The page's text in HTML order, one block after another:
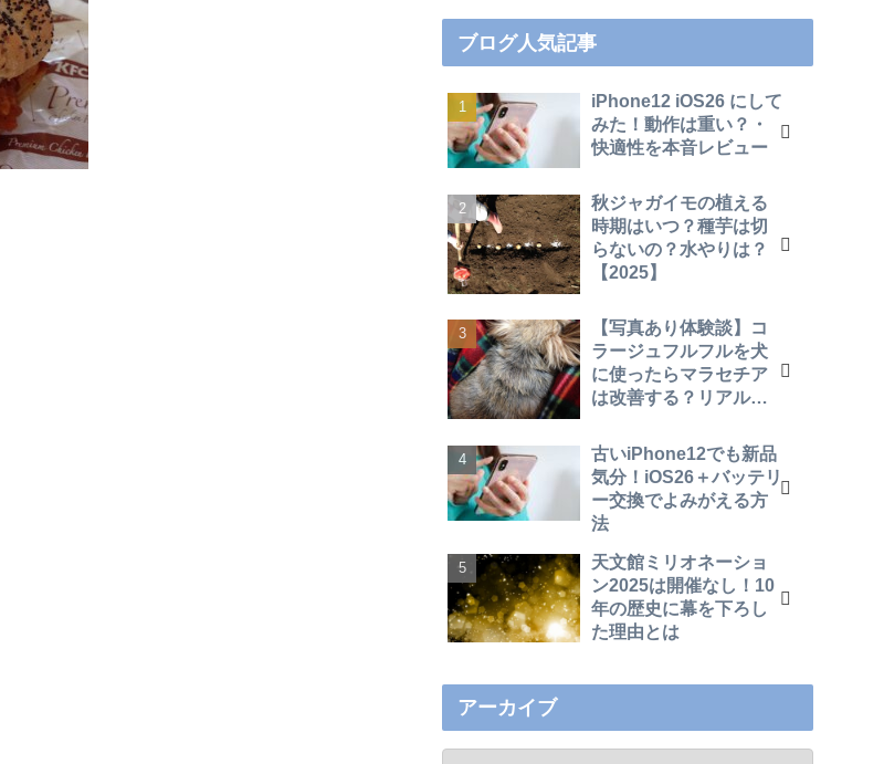
ブログ人気記事
iPhone12 iOS26 にして
みた！動作は重い？・
快適性を本音レビュー
秋ジャガイモの植える
時期はいつ？種芋は切
らないの？水やりは？
【2025】
【写真あり体験談】コ
ラージュフルフルを犬
に使ったらマラセチア
は改善する？リアルな
古いiPhone12でも新品
気分！iOS26＋バッテリ
ー交換でよみがえる方
法
天文館ミリオネーショ
ン2025は開催なし！10
年の歴史に幕を下ろし
た理由とは
アーカイブ